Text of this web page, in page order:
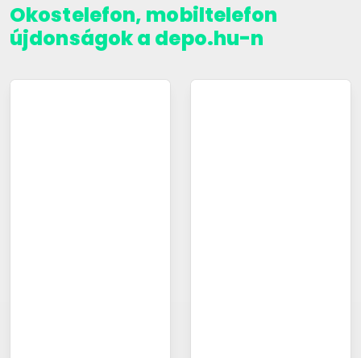
Okostelefon, mobiltelefon
újdonságok a depo.hu-n